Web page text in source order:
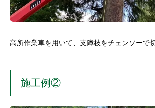
高所作業車を用いて、支障枝をチェンソーで
施工例②